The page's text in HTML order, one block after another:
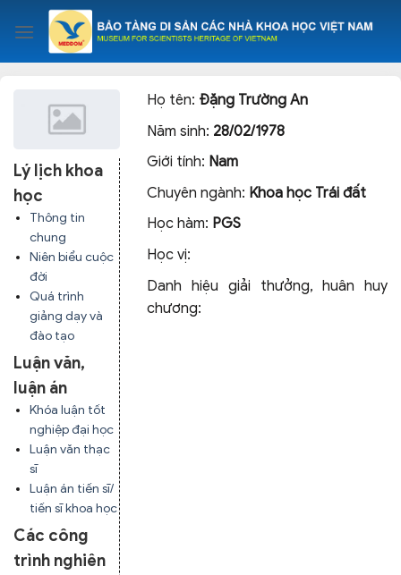
content
Lý lịch khoa
học
Thông tin
chung
Niên biểu cuộc
đời
Quá trình
giảng dạy và
đào tạo
Luận văn,
luận án
Khóa luận tốt
nghiệp đại học
Luận văn thạc
sĩ
Luận án tiến sĩ/
tiến sĩ khoa học
Các công
trình nghiên
Họ tên: Đặng Trường An
Năm sinh: 28/02/1978
Giới tính: Nam
Chuyên ngành: Khoa học Trái đất
Học hàm: PGS
Học vị:
Danh hiệu giải thưởng, huân huy
chương: